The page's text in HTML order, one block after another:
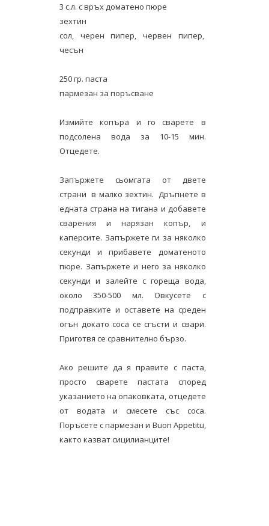
3 с.л. с връх доматено пюре
зехтин
сол, черен пипер, червен пипер,
чесън
250 гр. паста
пармезан за поръсване
Измийте копъра и го сварете в
подсолена вода за 10-15 мин.
Отцедете.
Запържете сьомгата от двете
страни в малко зехтин. Дръпнете в
едната страна на тигана и добавете
сварения и нарязан копър, и
каперсите. Запържете ги за няколко
секунди и прибавете доматеното
пюре. Запържете и него за няколко
секунди и залейте с гореща вода,
около 350-500 мл. Овкусете с
подправките и оставете на среден
огън докато соса се сгъсти и свари.
Приготвя се сравнително бързо.
Ако решите да я правите с паста,
просто сварете пастата според
указанието на опаковката, отцедете
от водата и смесете със соса.
Поръсете с пармезан и Buon Appetitu,
както казват сицилианците!